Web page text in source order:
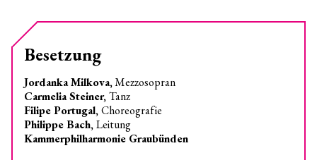
Besetzung
Jordanka Milkova,Mezzosopran
Carmelia Steiner,Tanz
Filipe Portugal,Choreografie
Philippe Bach,Leitung
Kammerphilharmonie Graubünden